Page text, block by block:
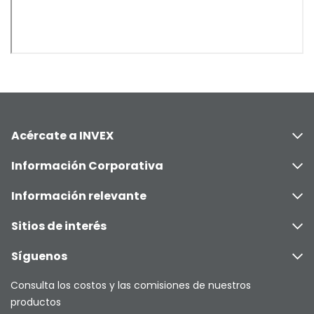
Acércate a INVEX
Información Corporativa
Información relevante
Sitios de interés
Síguenos
Consulta los costos y las comisiones de nuestros
productos